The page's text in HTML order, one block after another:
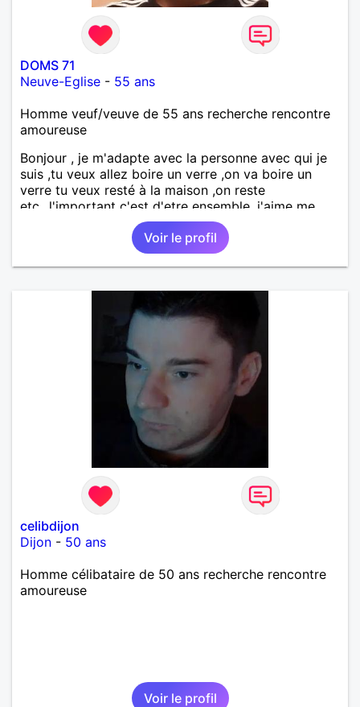
DOMS 71
Neuve-Eglise - 55 ans
Homme veuf/veuve de 55 ans recherche rencontre
amoureuse
Bonjour , je m'adapte avec la personne avec qui je
suis ,tu veux allez boire un verre ,on va boire un
verre tu veux resté à la maison ,on reste
etc...l'important c'est d'etre ensemble .j'aime me
balader , faire du sport , regarder des film , aller au
théatre etc et j'aime par dessus tous rire
Voir le profil
celibdijon
Dijon - 50 ans
Homme célibataire de 50 ans recherche rencontre
amoureuse
Voir le profil